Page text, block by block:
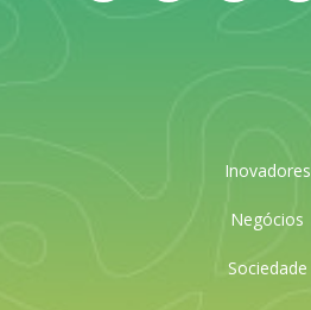
Inovadores
Negócios
Sociedade